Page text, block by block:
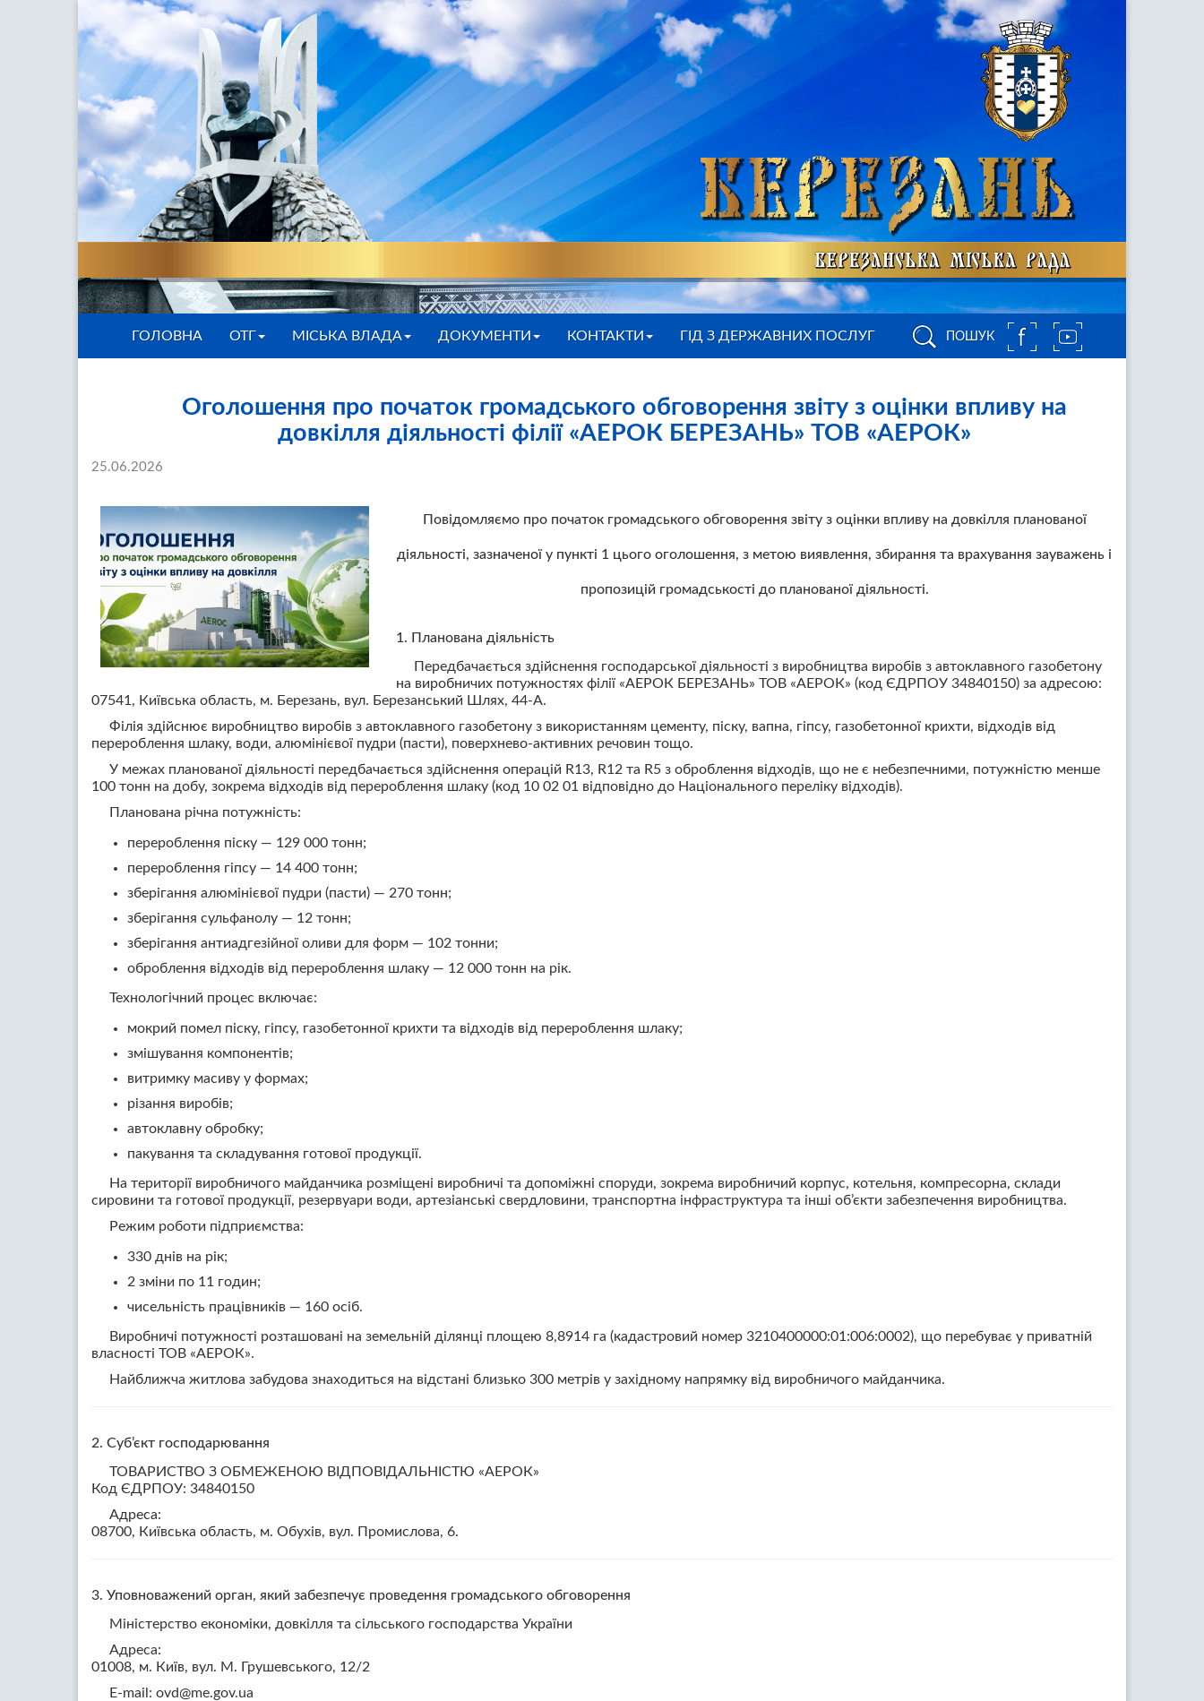
ПОШУК
ГОЛОВНА ОТГ МІСЬКА ВЛАДА ДОКУМЕНТИ КОНТАКТИ ГІД З ДЕРЖАВНИХ ПОСЛУГ
Оголошення про початок громадського обговорення звіту з оцінки впливу на
довкілля діяльності філії «АЕРОК БЕРЕЗАНЬ» ТОВ «АЕРОК»
25.06.2026
Повідомляємо про початок громадського обговорення звіту з оцінки впливу на довкілля планованої
діяльності, зазначеної у пункті 1 цього оголошення, з метою виявлення, збирання та врахування зауважень і
пропозицій громадськості до планованої діяльності.
1. Планована діяльність
Передбачається здійснення господарської діяльності з виробництва виробів з автоклавного газобетону
на виробничих потужностях філії «АЕРОК БЕРЕЗАНЬ» ТОВ «АЕРОК» (код ЄДРПОУ 34840150) за адресою:
07541, Київська область, м. Березань, вул. Березанський Шлях, 44-А.
Філія здійснює виробництво виробів з автоклавного газобетону з використанням цементу, піску, вапна, гіпсу, газобетонної крихти, відходів від
перероблення шлаку, води, алюмінієвої пудри (пасти), поверхнево-активних речовин тощо.
У межах планованої діяльності передбачається здійснення операцій R13, R12 та R5 з оброблення відходів, що не є небезпечними, потужністю менше
100 тонн на добу, зокрема відходів від перероблення шлаку (код 10 02 01 відповідно до Національного переліку відходів).
Планована річна потужність:
перероблення піску — 129 000 тонн;
перероблення гіпсу — 14 400 тонн;
зберігання алюмінієвої пудри (пасти) — 270 тонн;
зберігання сульфанолу — 12 тонн;
зберігання антиадгезійної оливи для форм — 102 тонни;
оброблення відходів від перероблення шлаку — 12 000 тонн на рік.
Технологічний процес включає:
мокрий помел піску, гіпсу, газобетонної крихти та відходів від перероблення шлаку;
змішування компонентів;
витримку масиву у формах;
різання виробів;
автоклавну обробку;
пакування та складування готової продукції.
На території виробничого майданчика розміщені виробничі та допоміжні споруди, зокрема виробничий корпус, котельня, компресорна, склади
сировини та готової продукції, резервуари води, артезіанські свердловини, транспортна інфраструктура та інші об’єкти забезпечення виробництва.
Режим роботи підприємства:
330 днів на рік;
2 зміни по 11 годин;
чисельність працівників — 160 осіб.
Виробничі потужності розташовані на земельній ділянці площею 8,8914 га (кадастровий номер 3210400000:01:006:0002), що перебуває у приватній
власності ТОВ «АЕРОК».
Найближча житлова забудова знаходиться на відстані близько 300 метрів у західному напрямку від виробничого майданчика.
2. Суб’єкт господарювання
ТОВАРИСТВО З ОБМЕЖЕНОЮ ВІДПОВІДАЛЬНІСТЮ «АЕРОК»
Код ЄДРПОУ: 34840150
Адреса:
08700, Київська область, м. Обухів, вул. Промислова, 6.
3. Уповноважений орган, який забезпечує проведення громадського обговорення
Міністерство економіки, довкілля та сільського господарства України
Адреса:
01008, м. Київ, вул. М. Грушевського, 12/2
E-mail: ovd@me.gov.ua